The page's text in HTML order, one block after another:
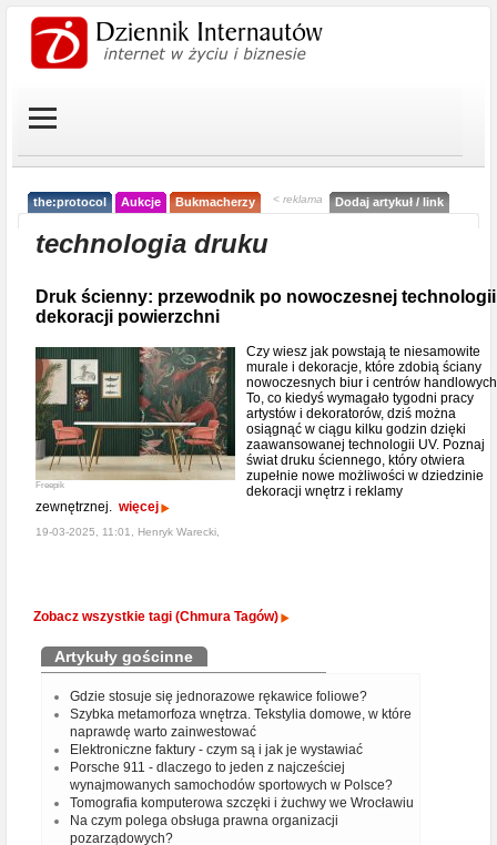
the:protocol Aukcje Bukmacherzy < reklama Dodaj artykuł / link
technologia druku
Druk ścienny: przewodnik po nowoczesnej technologii
dekoracji powierzchni
Freepik
Czy wiesz jak powstają te niesamowite
murale i dekoracje, które zdobią ściany
nowoczesnych biur i centrów
To, co kiedyś wymagało tygodni pracy
artystów i dekoratorów, dziś można
osiągnąć w ciągu kilku godzin dzięki
zaawansowanej technologii UV. Poznaj
świat druku ściennego, który otwiera
zupełnie nowe możliwości w dziedzinie
dekoracji wnętrz i reklamy
zewnętrznej. więcej
19-03-2025, 11:01, Henryk Warecki,
Zobacz wszystkie tagi (Chmura Tagów)
Artykuły gościnne
Gdzie stosuje się jednorazowe rękawice foliowe?
Szybka metamorfoza wnętrza. Tekstylia domowe, w które
naprawdę warto zainwestować
Elektroniczne faktury - czym są i jak je wystawiać
Porsche 911 - dlaczego to jeden z najcześciej
wynajmowanych samochodów sportowych w Polsce?
Tomografia komputerowa szczęki i żuchwy we Wrocławiu
Na czym polega obsługa prawna organizacji
pozarządowych?